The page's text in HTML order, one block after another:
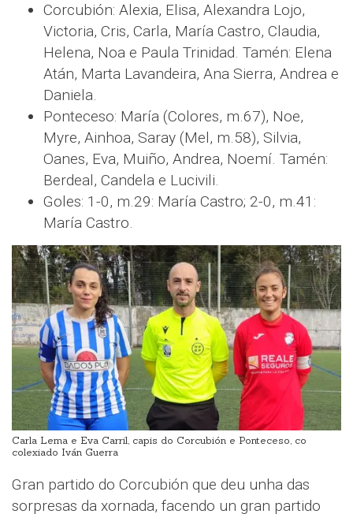
Corcubión: Alexia, Elisa, Alexandra Lojo,
Victoria, Cris, Carla, María Castro, Claudia,
Helena, Noa e Paula Trinidad. Tamén: Elena
Atán, Marta Lavandeira, Ana Sierra, Andrea e
Daniela.
Ponteceso: María (Colores, m.67), Noe,
Myre, Ainhoa, Saray (Mel, m.58), Silvia,
Oanes, Eva, Muiño, Andrea, Noemí. Tamén:
Berdeal, Candela e Lucivili.
Goles: 1-0, m.29: María Castro; 2-0, m.41:
María Castro.
Carla Lema e Eva Carril, capis do Corcubión e Ponteceso, co
colexiado Iván Guerra
Gran partido do Corcubión que deu unha das
sorpresas da xornada, facendo un gran partido